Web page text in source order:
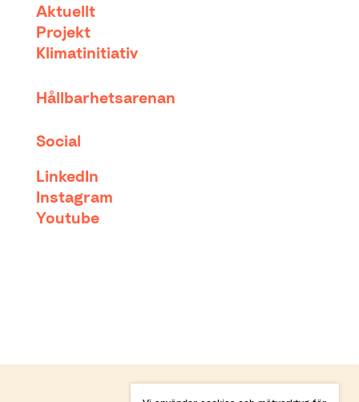
Aktuellt
Projekt
Klimatinitiativ
Hållbarhetsarenan
Social
LinkedIn
Instagram
Youtube